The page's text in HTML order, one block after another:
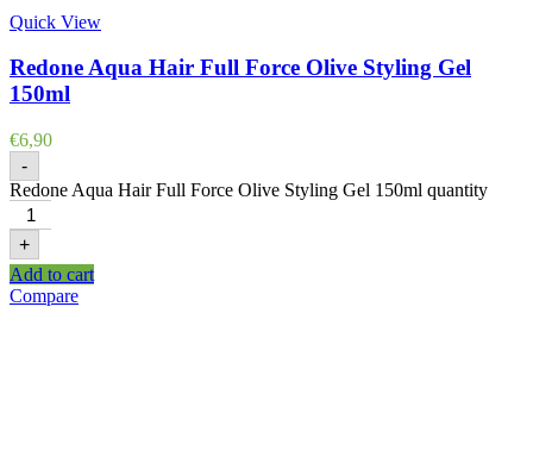
Quick View
Redone Aqua Hair Full Force Olive Styling Gel
150ml
€6,90
-
Redone Aqua Hair Full Force Olive Styling Gel 150ml quantity
+
Add to cart
Compare